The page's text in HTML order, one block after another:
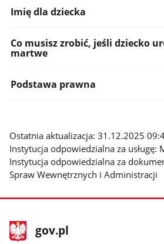
Imię dla dziecka
Co musisz zrobić, jeśli dziecko
martwe
Podstawa prawna
Ostatnia aktualizacja: 31.12.2025
Instytucja odpowiedzialna za usługę:
Instytucja odpowiedzialna za
Spraw Wewnętrznych i Administracji
stopka
gov.pl
Strona
gov.pl